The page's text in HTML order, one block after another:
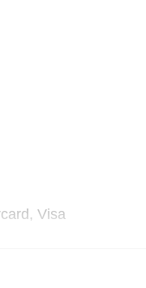
Visa